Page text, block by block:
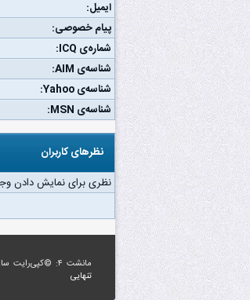
ایمیل:
پیام خصوصی:
شماره‌ی ICQ:
شناسه‌ی AIM:
شناسه‌ی Yahoo:
شناسه‌ی MSN:
نظرهای کاربران
نظری برای نمایش دادن
مانشت ۴: ©کپی‌رایت سال ۱۳۹۵. همه حقوق برای
تنهایی